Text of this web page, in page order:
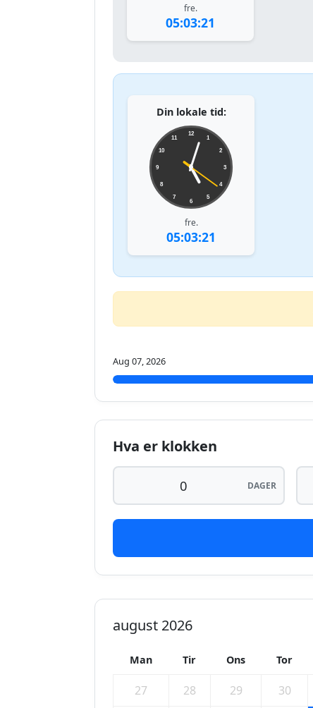
fre.
05:03:21
Din lokale tid:
12
1
2
3
4
5
6
7
8
9
10
11
fre.
05:03:21
Aug 07, 2026
Hva er klokken
DAGER
august 2026
Man Tir Ons Tor
27 28 29 30